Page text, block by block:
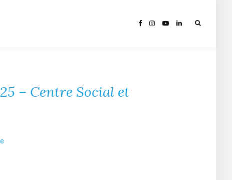
– Centre Social et